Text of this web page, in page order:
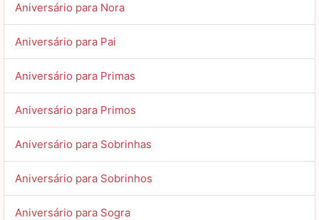
Aniversário para Nora
Aniversário para Pai
Aniversário para Primas
Aniversário para Primos
Aniversário para Sobrinhas
Aniversário para Sobrinhos
Aniversário para Sogra